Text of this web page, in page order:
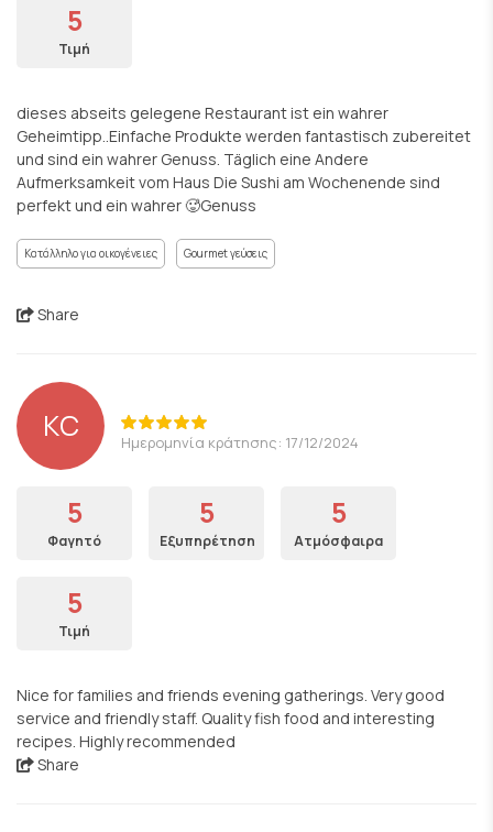
5
Τιμή
dieses abseits gelegene Restaurant ist ein wahrer
Geheimtipp..Einfache Produkte werden fantastisch zubereitet
und sind ein wahrer Genuss. Täglich eine Andere
Aufmerksamkeit vom Haus Die Sushi am Wochenende sind
perfekt und ein wahrer 🥵Genuss
Κατάλληλο για οικογένειες Gourmet γεύσεις
Share
KC Ημερομηνία κράτησης: 17/12/2024
5
Φαγητό
5
Εξυπηρέτηση
5
Ατμόσφαιρα
5
Τιμή
Nice for families and friends evening gatherings. Very good
service and friendly staff. Quality fish food and interesting
recipes. Highly recommended
Share